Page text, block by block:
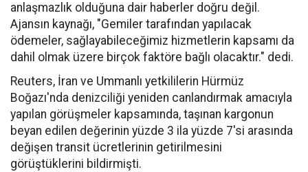
anlaşmazlık olduğuna dair haberler doğru değil.
Ajansın kaynağı, "Gemiler tarafından yapılacak
ödemeler, sağlayabileceğimiz hizmetlerin kapsamı da
dahil olmak üzere birçok faktöre bağlı olacaktır." dedi.
Reuters, İran ve Ummanlı yetkililerin Hürmüz
Boğazı'nda denizciliği yeniden canlandırmak amacıyla
yapılan görüşmeler kapsamında, taşınan kargonun
beyan edilen değerinin yüzde 3 ila yüzde 7'si arasında
değişen transit ücretlerinin getirilmesini
görüştüklerini bildirmişti.